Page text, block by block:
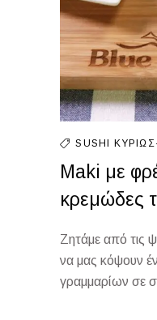
SUSHI
Maki με
κρεμώδες
Ζητάμε από τις
να μας κόψουν
γραμμαρίων σε